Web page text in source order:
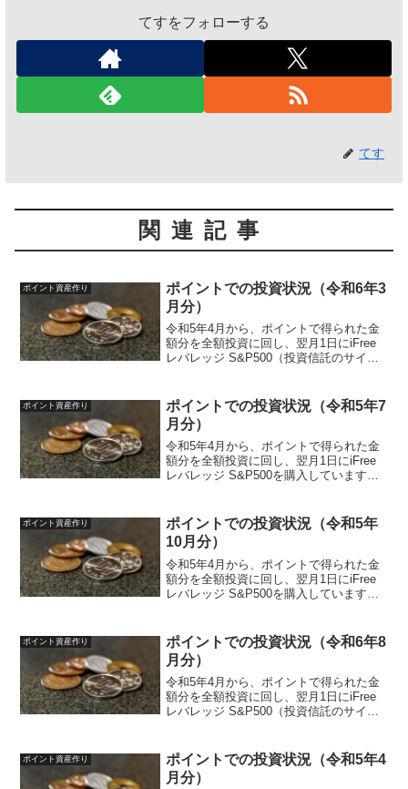
てすをフォローする
てす
関連記事
ポイント資産作り
ポイントでの投資状況（令和6年3
月分）
令和5年4月から、ポイントで得られた金
額分を全額投資に回し、翌月1日にiFree
レバレッジ S&P500（投資信託のサイ
iFreeレバレッジ S&P500（投資信託サイ
ト...
ポイント資産作り
ポイントでの投資状況（令和5年7
月分）
令和5年4月から、ポイントで得られた金
額分を全額投資に回し、翌月1日にiFree
レバレッジ S&P500を購入しています。
ポイント楽天ポイント、ポイントサイ
ト...
ポイント資産作り
ポイントでの投資状況（令和5年
10月分）
令和5年4月から、ポイントで得られた金
額分を全額投資に回し、翌月1日にiFree
レバレッジ S&P500を購入しています。
ポイント楽天ポイント、ポイントサイ
ト...
ポイント資産作り
ポイントでの投資状況（令和6年8
月分）
令和5年4月から、ポイントで得られた金
額分を全額投資に回し、翌月1日にiFree
レバレッジ S&P500（投資信託のサイ
iFreeレバレッジ S&P500（投資信託サイ
ト...
ポイント資産作り
ポイントでの投資状況（令和5年4
月分）